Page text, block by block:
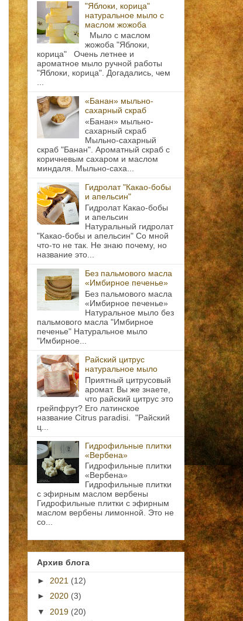
"Яблоки, корица"
натуральное мыло с
маслом жожоба
Мыло с маслом
жожоба "Яблоки,
корица" Очень летнее и
ароматное мыло ручной работы
"Яблоки, корица". Догадались, чем
...
«Банан» мыльно-
сахарный скраб
«Банан» мыльно-
сахарный скраб
Мыльно-сахарный
скраб "Банан". Ароматный скраб с
коричневым сахаром и маслом
миндаля. Мыльно-саха...
Гидролат "Какао-бобы
и апельсин"
Гидролат Какао-бобы
и апельсин
Натуральный гидролат
"Какао-бобы и апельсин" Со мной
что-то не так. Не знаю почему, но
название это...
Без пальмового масла
«Имбирное печенье»
Без пальмового масла
«Имбирное печенье»
Натуральное мыло без
пальмового масла "Имбирное
печенье" Натуральное мыло
"Имбирное...
Райский цитрус
натуральное мыло
Приятный цитрусовый
аромат. Вы же знаете,
что райский цитрус это
грейпфрут? Его латинское
название Citrus paradisi. "Райский
ц...
Гидрофильные плитки
«Вербена»
Гидрофильные плитки
«Вербена»
Гидрофильные плитки
с эфирным маслом вербены
Гидрофильные плитки с эфирным
маслом вербены лимонной. Это не
со...
Архив блога
► 2021 (12)
► 2020 (3)
▼ 2019 (20)